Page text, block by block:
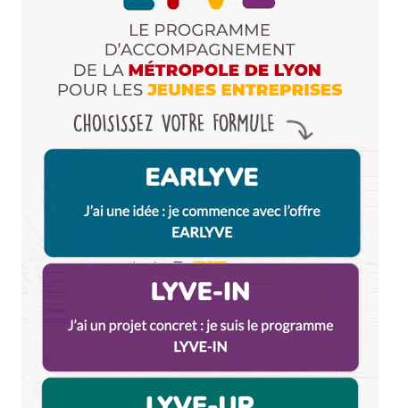
Dis-nous tout*
Enregistrer mon nom, mon e-mail et mon site dans le
navigateur pour mon prochain commentaire.